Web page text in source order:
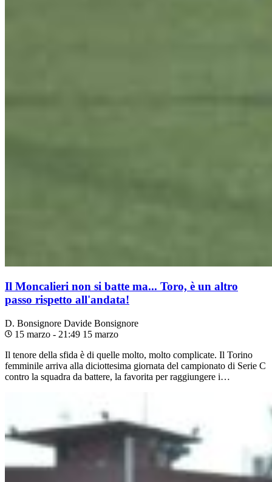
Il Moncalieri non si batte ma... Toro, è un altro
passo rispetto all'andata!
D. Bonsignore Davide Bonsignore
15 marzo - 21:49 15 marzo
Il tenore della sfida è di quelle molto, molto complicate. Il Torino
femminile arriva alla diciottesima giornata del campionato di Serie C
contro la squadra da battere, la favorita per raggiungere i…